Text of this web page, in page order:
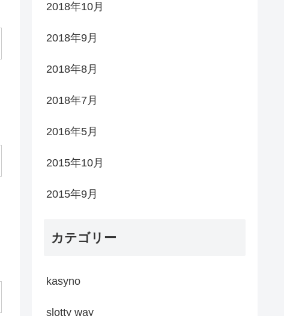
2018年10月
2018年9月
2018年8月
2018年7月
2016年5月
2015年10月
2015年9月
カテゴリー
kasyno
slotty way